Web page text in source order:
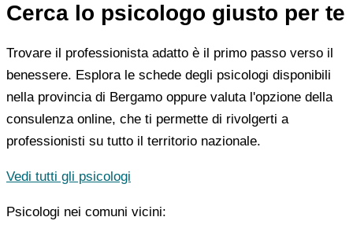
Cerca lo psicologo giusto per te
Trovare il professionista adatto è il primo passo verso il
benessere. Esplora le schede degli psicologi disponibili
nella provincia di Bergamo oppure valuta l'opzione della
consulenza online, che ti permette di rivolgerti a
professionisti su tutto il territorio nazionale.
Vedi tutti gli psicologi
Psicologi nei comuni vicini: